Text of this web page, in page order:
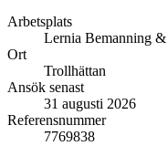
Arbetsplats
Lernia Bemanning
Ort
Trollhättan
Ansök senast
31 augusti 2026
Referensnummer
7769838